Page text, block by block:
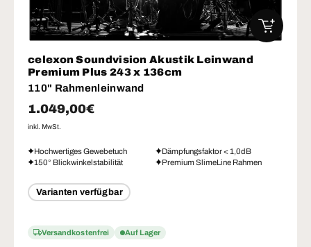
celexon Soundvision Akustik Leinwand
Premium Plus 243 x 136cm
110" Rahmenleinwand
Normaler Preis
1.049,00€
inkl. MwSt.
Hochwertiges Gewebetuch
Dämpfungsfaktor < 1,0dB
150° Blickwinkelstabilität
Premium SlimeLine Rahmen
Varianten verfügbar
Versandkostenfrei Auf Lager
IN DEN